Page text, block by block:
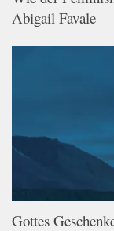
Abigail Favale
Gottes